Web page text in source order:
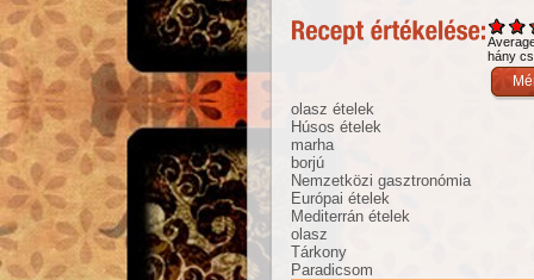
hány
olasz ételek
Húsos ételek
marha
borjú
Nemzetközi gasztronómia
Európai ételek
Mediterrán ételek
olasz
Tárkony
Paradicsom